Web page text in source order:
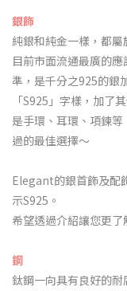
銀飾
純銀和純金一樣，都
目前市面流通最廣的
準，是千分之925的銀
「S925」字樣，加了
是手環、耳環、項鍊
過的最佳選擇～
Elegant的銀首飾及配
示S925。
希望透過介紹讓您更了
鋼
鈦鋼一向具有良好的